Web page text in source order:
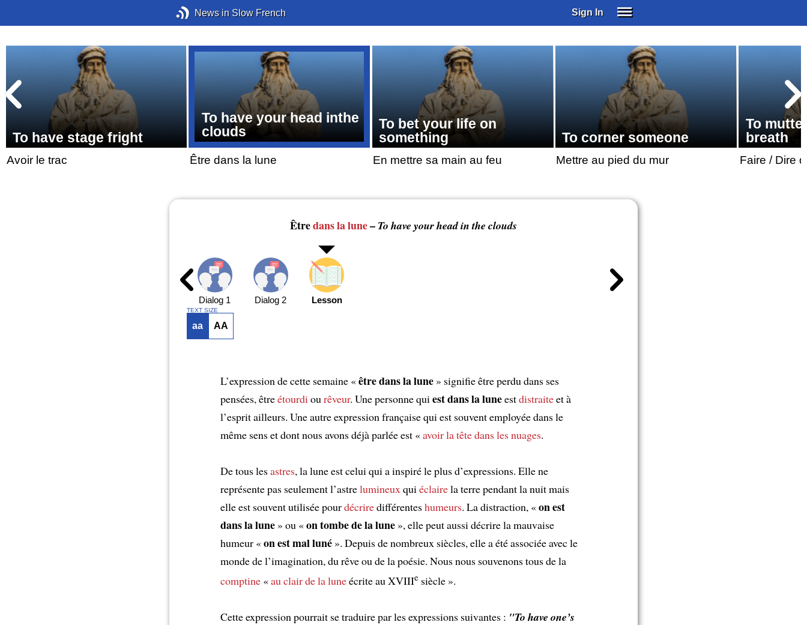
News in Slow French Sign In
SUBSCRIBE
EDUCATIONAL LICENSES
GIFT CARDS
OTHER LANGUAGES
ABOUT US
ALEXA
ADJUST COLORS
To have stage fright
Avoir le trac
To have your head inthe
clouds
Être dans la lune
To bet your life on
something
En mettre sa main au feu
To corner someone
Mettre au pied du mur
To
breath
Faire / Dire
Êtredans la lune– To have your head in the clouds
Dialog 1 Dialog 2 Lesson
TEXT SIZE
aa AA
L’expression de cette semaine «être dans la lune» signifie être perdu dans ses
pensées, êtreétourdi ou rêveur. Une personne qui est dans la luneestdistraiteet à
l’esprit ailleurs. Une autre expression française qui est souvent employée dans le
même sens et dont nous avons déjà parlée est «avoir la tête dans les nuages.
De tous lesastres, la lune est celui qui a inspiré le plus d’expressions. Elle ne
représente pas seulement l’astrelumineux qui éclairela terre pendant la nuit mais
elle est souvent utilisée pourdécriredifférenteshumeurs. La distraction, «on est
dans la lune» ou «on tombe de la lune», elle peut aussi décrire la mauvaise
humeur «on est mal luné». Depuis de nombreux siècles, elle a été associée avec le
monde de l’imagination, du rêve ou de la poésie. Nous nous souvenons tous de la
comptine«au clair de la luneécrite au XVIIIesiècle ».
Cette expression pourrait se traduire par les expressions suivantes : "To have one’s